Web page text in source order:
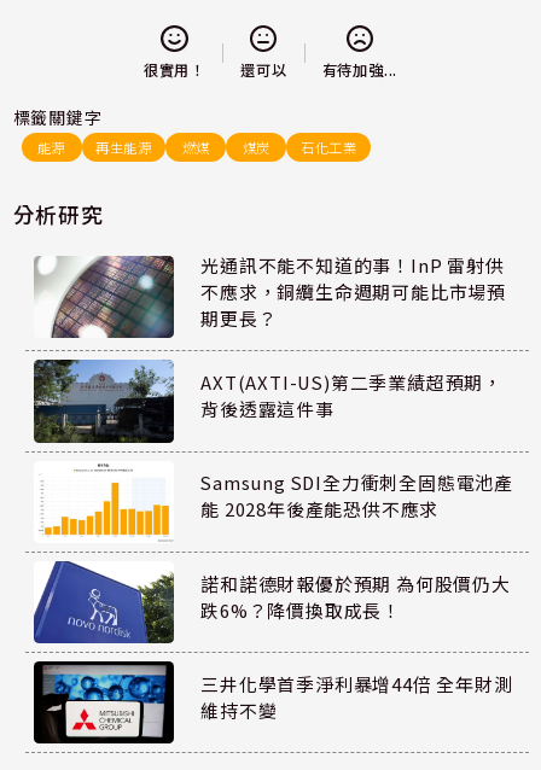
很實用！ 還可以 有待加強...
標籤關鍵字
能源 再生能源 燃煤 煤炭 石化工業
分析研究
光通訊不能不知道的事！InP 雷射供
不應求，銅纜生命週期可能比市場預
期更長？
AXT(AXTI-US)第二季業績超預期，
背後透露這件事
Samsung SDI全力衝刺全固態電池產
能 2028年後產能恐供不應求
諾和諾德財報優於預期 為何股價仍大
跌6%？降價換取成長！
三井化學首季淨利暴增44倍 全年財測
維持不變